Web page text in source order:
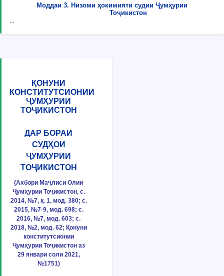
Моддаи 3. Низоми ҳокимияти судии Ҷумҳурии
Тоҷикистон
...
ҚОНУНИ
КОНСТИТУТСИОНИИ
ҶУМҲУРИИ
ТОҶИКИСТОН
ДАР БОРАИ
СУДҲОИ
ҶУМҲУРИИ
ТОҶИКИСТОН
(Ахбори Маҷлиси Олии
Ҷумҳурии Тоҷикистон, с.
2014, №7, қ. 1, мод. 380; с.
2015, №7-9, мод. 698; с.
2016, №7, мод. 603; с.
2018, №2, мод. 62; Қонуни
конститутсионии
Ҷумҳурии Тоҷикистон аз
29 январи соли 2021,
№1751)